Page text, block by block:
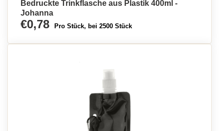
Bedruckte Trinkflasche aus Plastik 400ml -
Johanna
€0,78 Pro Stück, bei 2500 Stück